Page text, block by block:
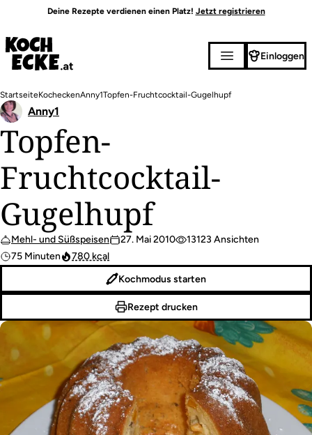
Inhalt
Deine Rezepte verdienen einen Platz! Jetzt registrieren
Einloggen
Pfadnavigation
StartseiteKocheckenAnny1Topfen-Fruchtcocktail-Gugelhupf
Topfen-
Fruchtcocktail-
Gugelhupf
Mehl- und Süßspeisen 27. Mai 2010
13123 Ansichten
75 Minuten
780 kcal
Anny1
Kochmodus starten
Rezept drucken